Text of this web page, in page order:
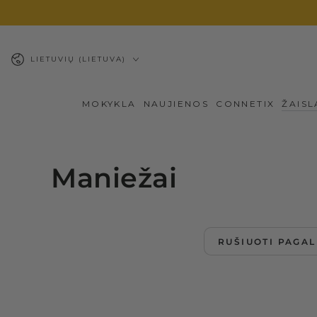
KalbaLIETUVIŲ (LIETUVA)
MOKYKLA NAUJIENOS CONNETIX
Maniežai
RUŠIUOTI PAGAL